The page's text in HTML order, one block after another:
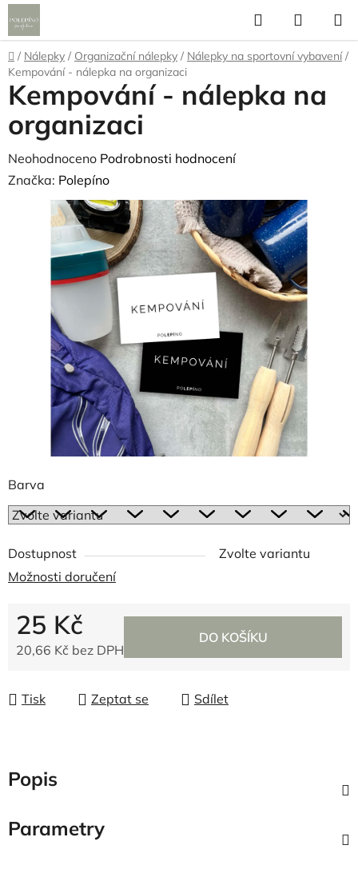
Přejít
na
obsah
Hledat
KOŠÍK
Domů
/ Nálepky / Organizační nálepky / Nálepky na sportovní vybavení /
Kempování - nálepka na organizaci
Barva
Dostupnost
Zvolte variantu
Možnosti doručení
25 Kč
20,66 Kč bez DPH
DO KOŠÍKU
Tisk Zeptat se Sdílet
Kempování - nálepka na
organizaci
Průměrné
hodnocení
produktu
hvězdiček.
Neohodnoceno Podrobnosti hodnocení
Značka: Polepíno
Popis
Parametry